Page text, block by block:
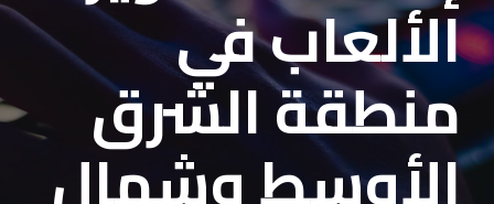
الألعاب في
منطقة الشرق